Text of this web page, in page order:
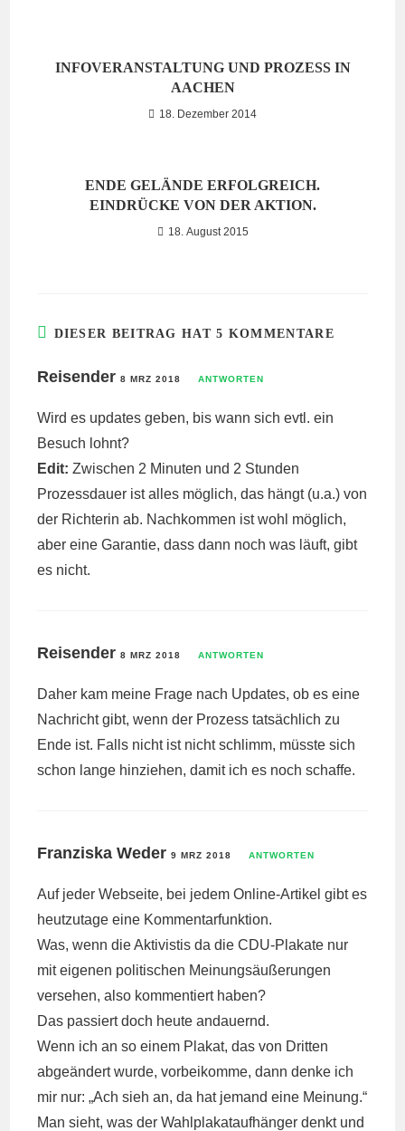
INFOVERANSTALTUNG UND PROZESS IN
AACHEN
18. Dezember 2014
ENDE GELÄNDE ERFOLGREICH.
EINDRÜCKE VON DER AKTION.
18. August 2015
DIESER BEITRAG HAT 5 KOMMENTARE
Reisender8 MRZ 2018 ANTWORTEN
Wird es updates geben, bis wann sich evtl. ein
Besuch lohnt?
Edit: Zwischen 2 Minuten und 2 Stunden
Prozessdauer ist alles möglich, das hängt (u.a.) von
der Richterin ab. Nachkommen ist wohl möglich,
aber eine Garantie, dass dann noch was läuft, gibt
es nicht.
Reisender8 MRZ 2018 ANTWORTEN
Daher kam meine Frage nach Updates, ob es eine
Nachricht gibt, wenn der Prozess tatsächlich zu
Ende ist. Falls nicht ist nicht schlimm, müsste sich
schon lange hinziehen, damit ich es noch schaffe.
Franziska Weder 9 MRZ 2018 ANTWORTEN
Auf jeder Webseite, bei jedem Online-Artikel gibt es
heutzutage eine Kommentarfunktion.
Was, wenn die Aktivistis da die CDU-Plakate nur
mit eigenen politischen Meinungsäußerungen
versehen, also kommentiert haben?
Das passiert doch heute andauernd.
Wenn ich an so einem Plakat, das von Dritten
abgeändert wurde, vorbeikomme, dann denke ich
mir nur: „Ach sieh an, da hat jemand eine Meinung.“
Man sieht, was der Wahlplakataufhänger denkt und